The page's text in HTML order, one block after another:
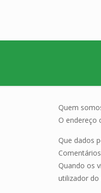
Quem
O endereço
Que dados
Comentários
Quando os
utilizador do